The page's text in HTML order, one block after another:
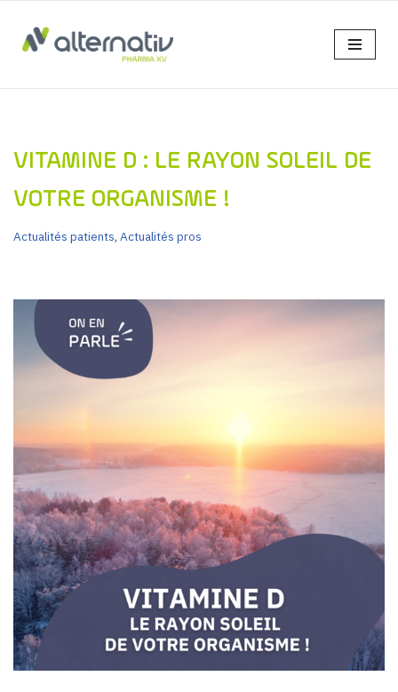
Aller
contenu
VITAMINE D : LE RAYON SOLEIL DE
VOTRE ORGANISME !
Actualités patients, Actualités pros